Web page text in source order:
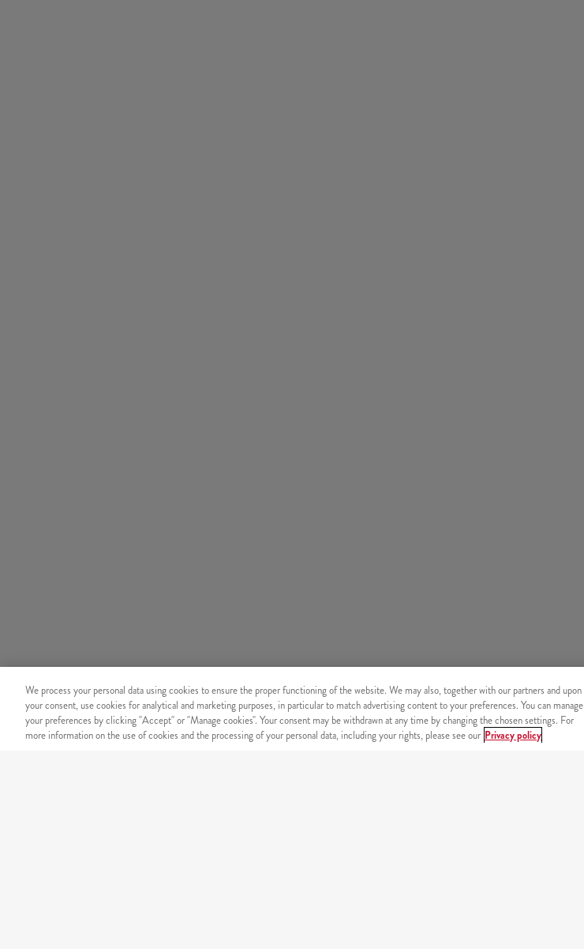
We process your personal data using cookies to ensure the proper functioning of the website. We may also, together with our partners and upon
your consent, use cookies for analytical and marketing purposes, in particular to match advertising content to your preferences. You can manage
your preferences by clicking "Accept" or "Manage cookies". Your consent may be withdrawn at any time by changing the chosen settings. For
more information on the use of cookies and the processing of your personal data, including your rights, please see our Privacy policy